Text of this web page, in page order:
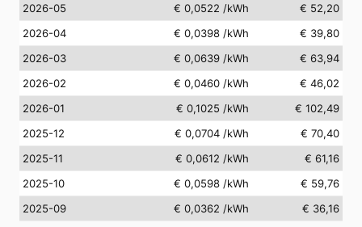
2026-05
€ 0,0522 /kWh
€ 52,20
2026-04
€ 0,0398 /kWh
€ 39,80
2026-03
€ 0,0639 /kWh
€ 63,94
2026-02
€ 0,0460 /kWh
€ 46,02
2026-01
€ 0,1025 /kWh
€ 102,49
2025-12
€ 0,0704 /kWh
€ 70,40
2025-11
€ 0,0612 /kWh
€ 61,16
2025-10
€ 0,0598 /kWh
€ 59,76
2025-09
€ 0,0362 /kWh € 36,16